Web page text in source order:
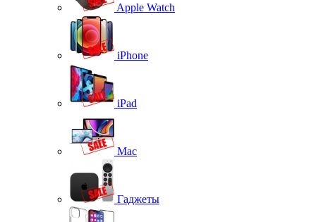
Apple Watch
iPhone
iPad
Mac
Гаджеты